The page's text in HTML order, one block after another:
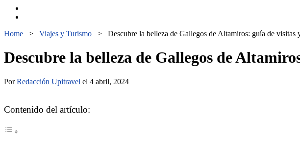
Home > Viajes y Turismo > Descubre la belleza de Gallegos de Altamiros: guía de visitas
Descubre la belleza de Gallegos de
PorRedacción Upitravel el 4 abril, 2024
Contenido del artículo: